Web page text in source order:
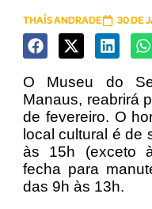
THAÍS ANDRADE 30 DE
O Museu do
Manaus, reabrirá
de fevereiro. O
local cultural é de
às 15h (exceto
fecha para
das 9h às 13h.